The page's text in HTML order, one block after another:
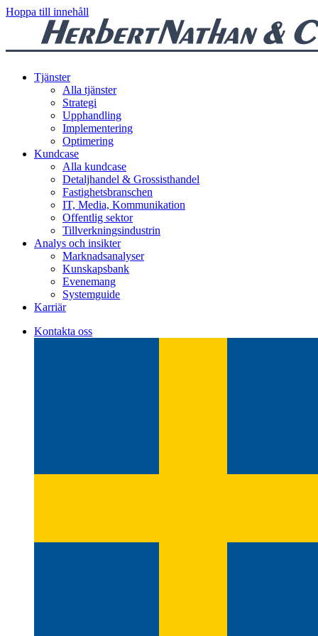
Hoppa till innehåll
Tjänster
Alla tjänster
Strategi
Upphandling
Implementering
Optimering
Kundcase
Alla kundcase
Detaljhandel & Grossisthandel
Fastighetsbranschen
IT, Media, Kommunikation
Offentlig sektor
Tillverkningsindustrin
Analys och insikter
Marknadsanalyser
Kunskapsbank
Evenemang
Systemguide
Karriär
Kontakta oss